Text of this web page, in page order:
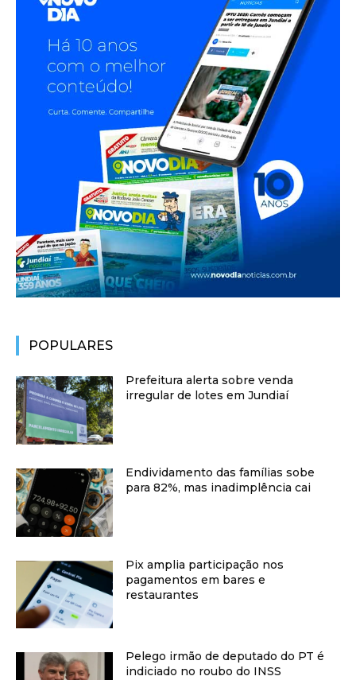
POPULARES
Prefeitura alerta sobre venda
irregular de lotes em Jundiaí
Endividamento das famílias sobe
para 82%, mas inadimplência cai
Pix amplia participação nos
pagamentos em bares e
restaurantes
Pelego irmão de deputado do PT é
indiciado no roubo do INSS